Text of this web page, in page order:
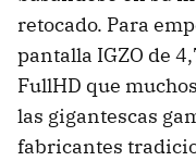
retocado. Para
pantalla IGZO de
FullHD que
las gigantescas
fabricantes